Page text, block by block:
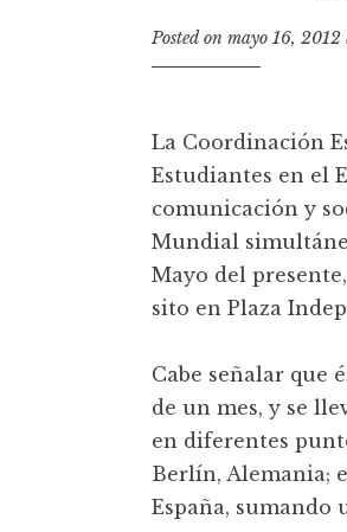
Posted on mayo 16, 2012
La Coordinación
Estudiantes en el
comunicación y
Mundial
Mayo del
sito en Plaza
Cabe señalar que
de un mes, y se
en diferentes
Berlín, Alemania;
España, sumando